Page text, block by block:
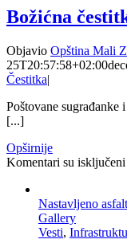
Božićna
Objavio Opština Mali
25T20:57:58+02:00
Čestitka|
Poštovane
[...]
Opširnije
Komentari su isključeni
Nastavljeno
Gallery
Vesti,